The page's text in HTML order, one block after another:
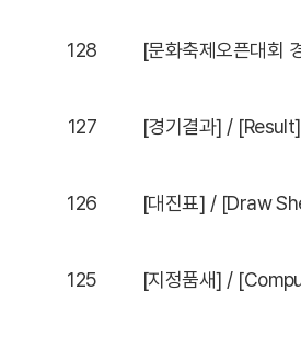
128 [문화축제오픈대회
127 [경기결과] /
126 [대진표] / [Draw
125 [지정품새] /